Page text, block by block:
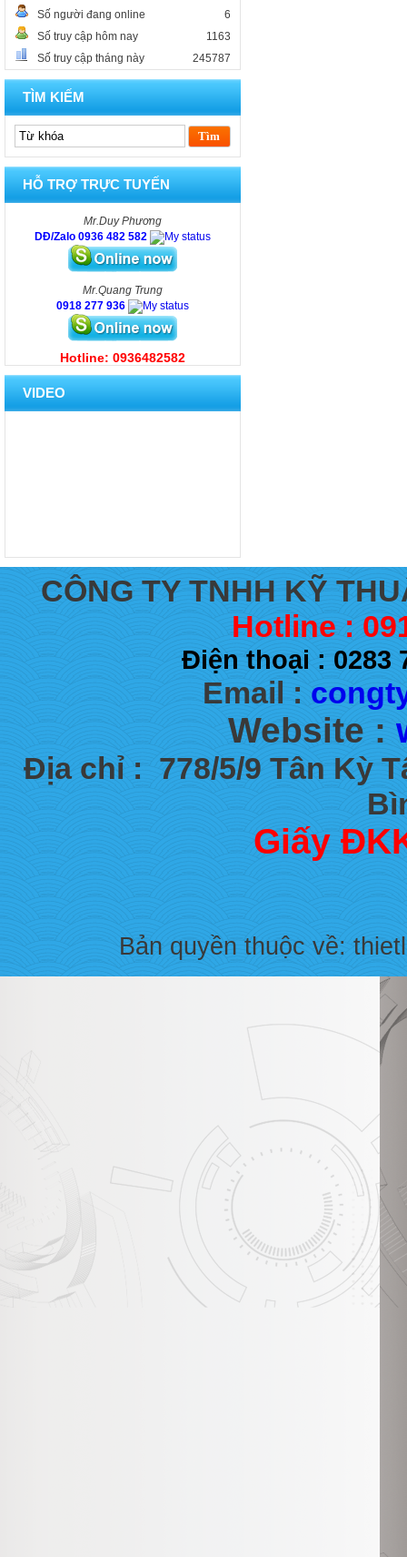
Số người đang online
6
Số truy cập hôm nay
1163
Số truy cập tháng này
245787
TÌM KIẾM
HỖ TRỢ TRỰC TUYẾN
Mr.Duy Phương
DĐ/Zalo 0936 482 582
Mr.Quang Trung
0918 277 936
Hotline: 0936482582
VIDEO
CÔNG TY TNHH KỸ
Hotline :
Điện thoại :
Email :
Website :
Địa chỉ : 778/5/9 Tân Kỳ
Giấy
Bản quyền thuộc về: